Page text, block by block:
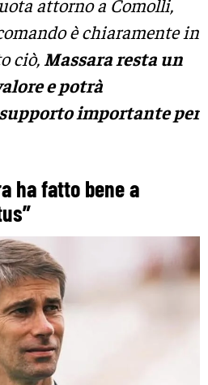
attorno a Comolli,
è chiaramente in
ciò, Massara resta un
e potrà
importante per
ha fatto bene a